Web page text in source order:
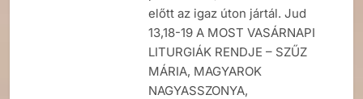
előtt az igaz úton jártál. Jud
13,18-19 A MOST VASÁRNAPI
LITURGIÁK RENDJE – SZŰZ
MÁRIA, MAGYAROK
NAGYASSZONYA,